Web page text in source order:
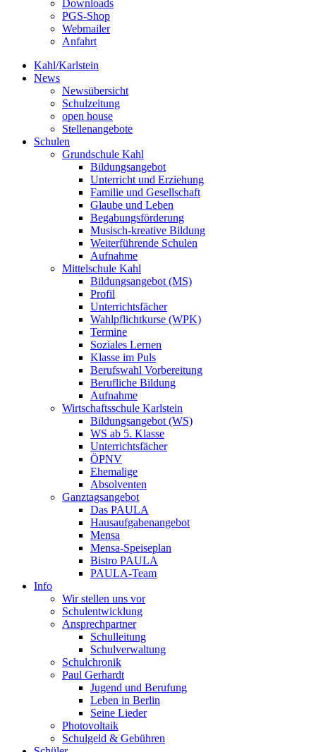
Downloads
PGS-Shop
Webmailer
Anfahrt
Kahl/Karlstein
News
Newsübersicht
Schulzeitung
open house
Stellenangebote
Schulen
Grundschule Kahl
Bildungsangebot
Unterricht und Erziehung
Familie und Gesellschaft
Glaube und Leben
Begabungsförderung
Musisch-kreative Bildung
Weiterführende Schulen
Aufnahme
Mittelschule Kahl
Bildungsangebot (MS)
Profil
Unterrichtsfächer
Wahlpflichtkurse (WPK)
Termine
Soziales Lernen
Klasse im Puls
Berufswahl Vorbereitung
Berufliche Bildung
Aufnahme
Wirtschaftsschule Karlstein
Bildungsangebot (WS)
WS ab 5. Klasse
Unterrichtsfächer
ÖPNV
Ehemalige
Absolventen
Ganztagsangebot
Das PAULA
Hausaufgabenangebot
Mensa
Mensa-Speiseplan
Bistro PAULA
PAULA-Team
Info
Wir stellen uns vor
Schulentwicklung
Ansprechpartner
Schulleitung
Schulverwaltung
Schulchronik
Paul Gerhardt
Jugend und Berufung
Leben in Berlin
Seine Lieder
Photovoltaik
Schulgeld & Gebühren